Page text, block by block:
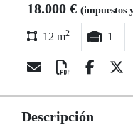
18.000 € (impuestos
12 m2 1
Descripción